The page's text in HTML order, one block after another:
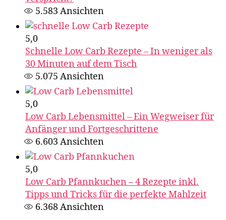
5.583 Ansichten
5,0
Schnelle Low Carb Rezepte – In weniger als
30 Minuten auf dem Tisch
5.075 Ansichten
5,0
Low Carb Lebensmittel – Ein Wegweiser für
Anfänger und Fortgeschrittene
6.603 Ansichten
5,0
Low Carb Pfannkuchen – 4 Rezepte inkl.
Tipps und Tricks für die perfekte Mahlzeit
6.368Ansichten